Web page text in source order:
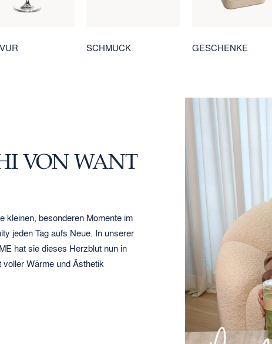
SCHMUCK GESCHENKE
VON WANT
kleinen, besonderen Momente im
jeden Tag aufs Neue. In unserer
hat sie dieses Herzblut nun in
Wärme und Ästhetik